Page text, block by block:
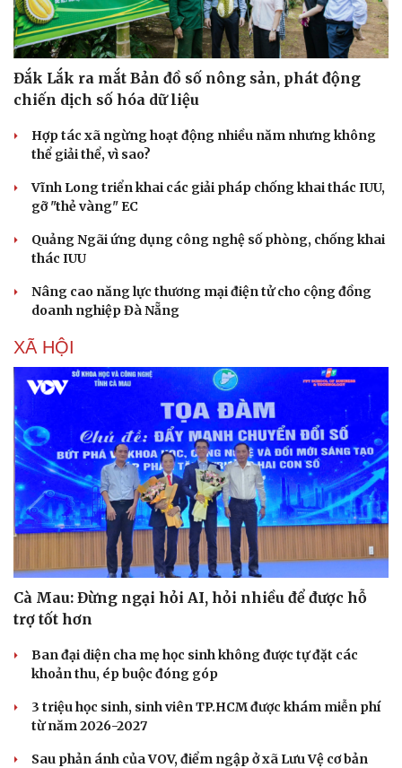
Sức khỏe
Dinh dưỡng - món ngon
Cây thuốc
Sản phụ khoa
Nam khoa
Làm đẹp - giảm cân
Ăn sạch sống khỏe
Đời sống
Blog
Tình yêu - Gia đình
Đắk Lắk ra mắt Bản đồ số nông sản, phát động
chiến dịch số hóa dữ liệu
Hợp tác xã ngừng hoạt động nhiều năm nhưng không
thể giải thể, vì sao?
Vĩnh Long triển khai các giải pháp chống khai thác IUU,
gỡ "thẻ vàng" EC
Quảng Ngãi ứng dụng công nghệ số phòng, chống khai
thác IUU
Nâng cao năng lực thương mại điện tử cho cộng đồng
doanh nghiệp Đà Nẵng
XÃ HỘI
Cà Mau: Đừng ngại hỏi AI, hỏi nhiều để được hỗ
trợ tốt hơn
Ban đại diện cha mẹ học sinh không được tự đặt các
khoản thu, ép buộc đóng góp
3 triệu học sinh, sinh viên TP.HCM được khám miễn phí
từ năm 2026-2027
Sau phản ánh của VOV, điểm ngập ở xã Lưu Vệ cơ bản